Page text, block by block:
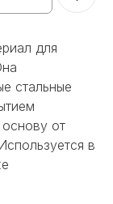
для
стальные
от
в